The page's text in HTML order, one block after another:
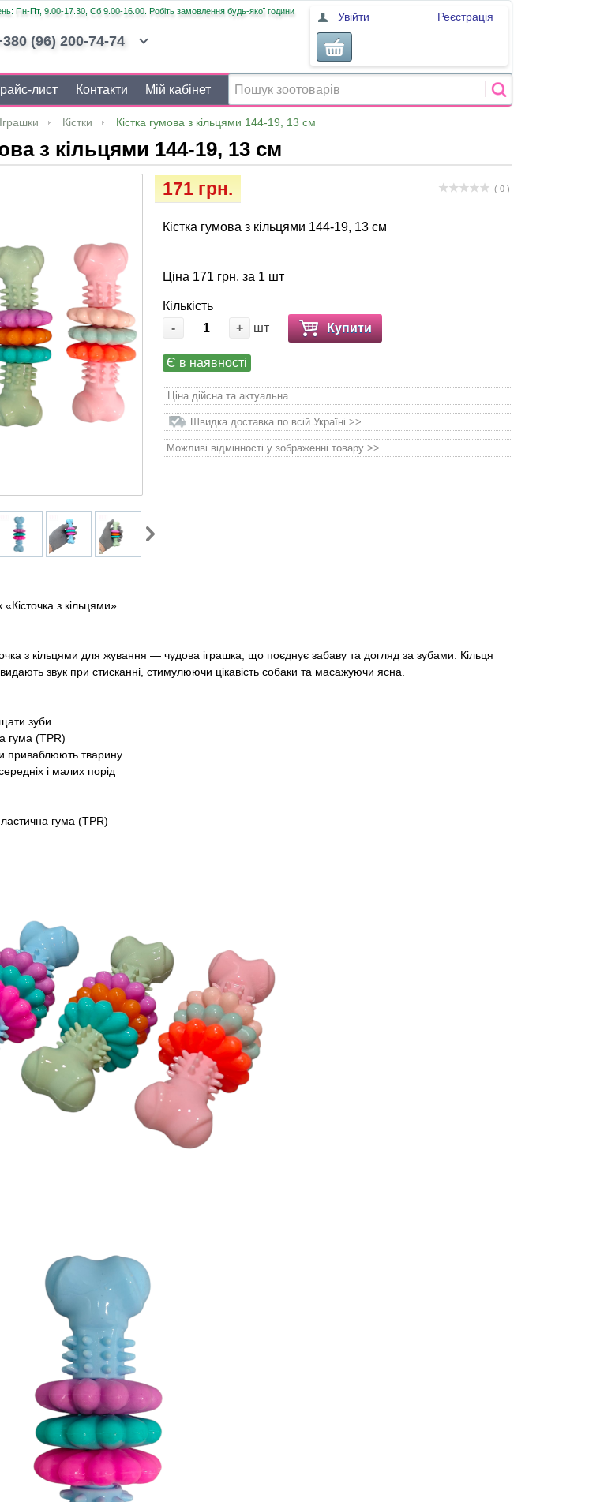
Пн-Пт, 9.00-17.30, Сб 9.00-16.00. Робіть замовлення будь-якої години
(96) 200-74-74
Увійти Реєстрація
лист Контакти Мій кабінет
Іграшки Кістки Кістка гумова з кільцями 144-19, 13 см
з кільцями 144-19, 13 см
( 0 )
171 грн.
Кістка гумова з кільцями 144-19, 13 см
Ціна 171 грн. за 1 шт
Кількість
-
+ шт Купити
Є в наявності
Ціна дійсна та актуальна
Швидка доставка по всій Україні >>
Можливі відмінності у зображенні товару >>
з кільцями»
з кільцями для жування — чудова іграшка, що поєднує забаву та догляд за зубами. Кільця
звук при стисканні, стимулюючи цікавість собаки та масажуючи ясна.
зуби
гума (TPR)
приваблюють тварину
і малих порід
гума (TPR)